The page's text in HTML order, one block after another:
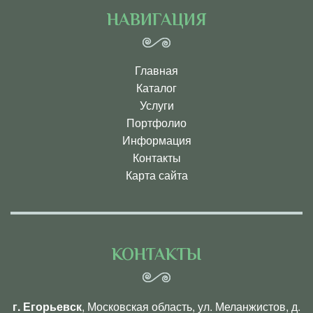
НАВИГАЦИЯ
Главная
Каталог
Услуги
Портфолио
Информация
Контакты
Карта сайта
КОНТАКТЫ
г. Егорьевск, Московская область, ул. Меланжистов, д.